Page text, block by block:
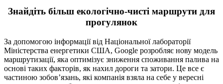
Знайдіть більш екологічно-чисті маршрути для
прогулянок
За допомогою інформації від Національної лабораторії
Міністерства енергетики США, Google розробляє нову модель
маршрутизації, яка оптимізує зниження споживання палива на
основі таких факторів, як нахил дороги та затори. Це все є
частиною зобов’язань, які компанія взяла на себе у вересні